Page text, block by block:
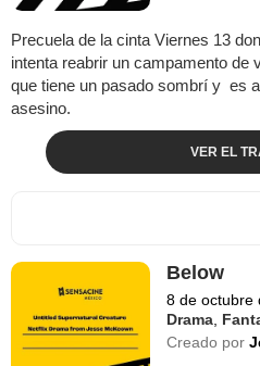
Precuela de la cinta Viernes 13
intenta reabrir un campamento de
que tiene un pasado sombrí y es
asesino.
VER EL
Below
8 de octubre
Drama
Creado por